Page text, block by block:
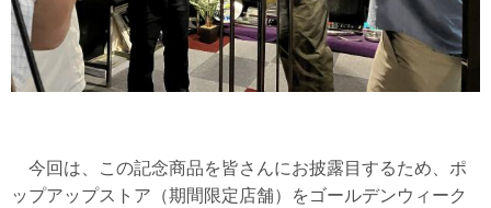
今回は、この記念商品を皆さんにお披露目するため、ポ
ップアップストア（期間限定店舗）をゴールデンウィーク